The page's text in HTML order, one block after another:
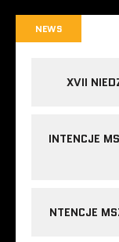
NEWS
XVII
INTENCJE
NTENCJE